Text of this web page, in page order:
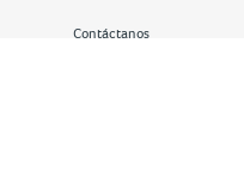
Contáctanos